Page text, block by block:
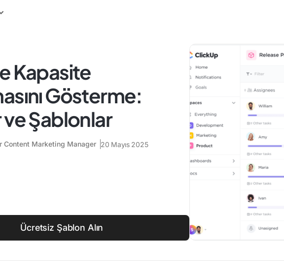
Kapasite
Gösterme:
ve Şablonlar
Content Marketing Manager 20 Mayıs 2025
Ücretsiz Şablon Alın